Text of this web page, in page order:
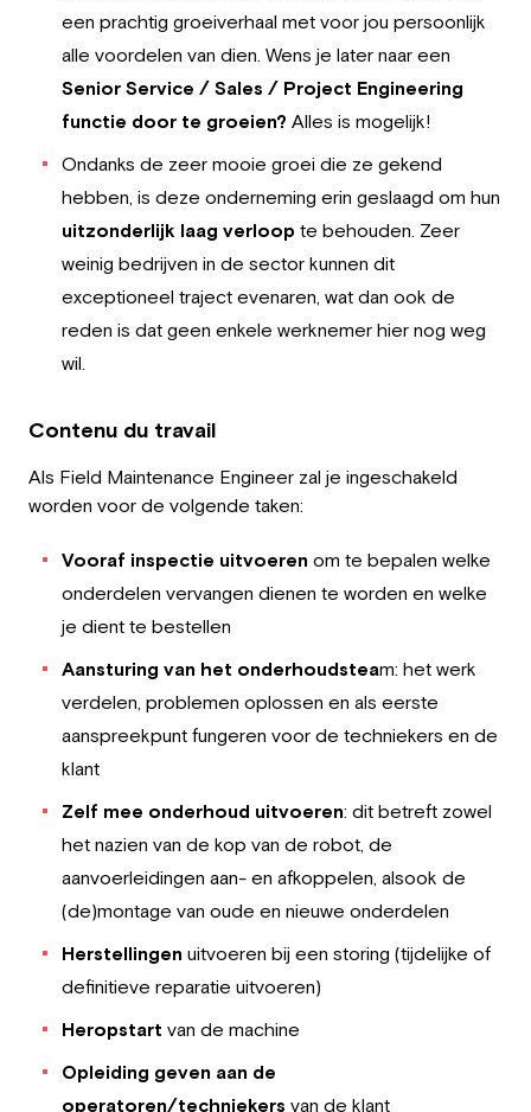
een prachtig groeiverhaal met voor jou persoonlijk
alle voordelen van dien. Wens je later naar een
Senior Service / Sales / Project Engineering
functie door te groeien? Alles is mogelijk!
Ondanks de zeer mooie groei die ze gekend
hebben, is deze onderneming erin geslaagd om hun
uitzonderlijk laag verloop te behouden. Zeer
weinig bedrijven in de sector kunnen dit
exceptioneel traject evenaren, wat dan ook de
reden is dat geen enkele werknemer hier nog weg
wil.
Contenu du travail
Als Field Maintenance Engineer zal je ingeschakeld
worden voor de volgende taken:
Vooraf inspectie uitvoeren om te bepalen welke
onderdelen vervangen dienen te worden en welke
je dient te bestellen
Aansturing van het onderhoudsteam: het werk
verdelen, problemen oplossen en als eerste
aanspreekpunt fungeren voor de techniekers en de
klant
Zelf mee onderhoud uitvoeren: dit betreft zowel
het nazien van de kop van de robot, de
aanvoerleidingen aan- en afkoppelen, alsook de
(de)montage van oude en nieuwe onderdelen
Herstellingen uitvoeren bij een storing (tijdelijke of
definitieve reparatie uitvoeren)
Heropstart van de machine
Opleiding geven aan de
operatoren/techniekers van de klant